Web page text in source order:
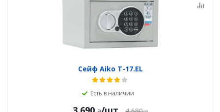
Сейф Aiko T-17.EL
Есть в наличии